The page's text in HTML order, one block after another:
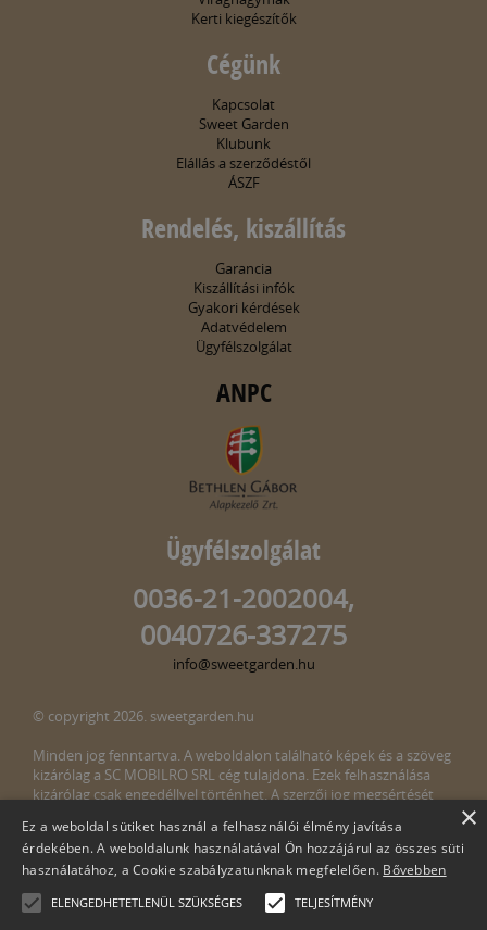
Kerti kiegészítők
Cégünk
Kapcsolat
Sweet Garden
Klubunk
Elállás a szerződéstől
ÁSZF
Rendelés, kiszállítás
Garancia
Kiszállítási infók
Gyakori kérdések
Adatvédelem
Ügyfélszolgálat
ANPC
Ügyfélszolgálat
0036-21-2002004,
0040726-337275
info@sweetgarden.hu
© copyright 2026. sweetgarden.hu
Minden jog fenntartva. A weboldalon található képek és a szöveg
kizárólag a SC MOBILRO SRL cég tulajdona. Ezek felhasználása
kizárólag csak engedéllyel történhet. A szerzői jog megsértését
megsértését észlelné, kérjük, jelezze ezt felénk a következő e-mail
címen:info@sweetgarden.hu
×
Ez a weboldal sütiket használ a felhasználói élmény javítása
érdekében. A weboldalunk használatával Ön hozzájárul az összes süti
használatához, a Cookie szabályzatunknak megfelelően. Bővebben
ELENGEDHETETLENÜL SZÜKSÉGES TELJESÍTMÉNY